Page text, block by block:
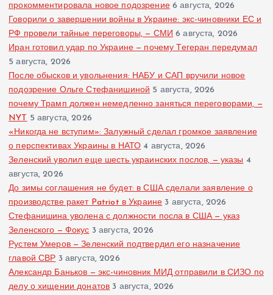
прокомментировала новое подозрение 6 августа, 2026
Говорили о завершении войны в Украине: экс-чиновники ЕС и
РФ провели тайные переговоры, — СМИ 6 августа, 2026
Иран готовил удар по Украине — почему Тегеран передумал
5 августа, 2026
После обысков и увольнения: НАБУ и САП вручили новое
подозрение Ольге Стефанишиной 5 августа, 2026
почему Трамп должен немедленно заняться переговорами, —
NYT 5 августа, 2026
«Никогда не вступим»: Залужный сделал громкое заявление
о перспективах Украины в НАТО 4 августа, 2026
Зеленский уволил еще шесть украинских послов, — указы 4
августа, 2026
До зимы соглашения не будет: в США сделали заявление о
производстве ракет Patriot в Украине 3 августа, 2026
Стефанишина уволена с должности посла в США — указ
Зеленского — Фокус 3 августа, 2026
Рустем Умеров — Зеленский подтвердил его назначение
главой СВР 3 августа, 2026
Александр Баньков — экс-чиновник МИД отправили в СИЗО по
делу о хищении донатов 3 августа, 2026